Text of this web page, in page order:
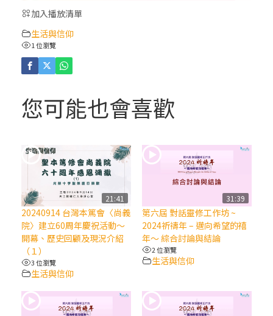
(5)黃敏正主教帶你做「四旬期避靜」—【逾
人相遇
(2)黃敏正主教帶你做「四旬期避靜」—【逾
越的智慧】：七項齋戒的意義與益處
【信仰之旅】第九集：「如果你的痛苦比快
樂多」—歐義明神父 / 應芝莉老師
有」
加入播放清單
生活與信仰
1 位瀏覽
您可能也會喜歡
21:41
20240914 台灣本篤會〈尚義
院〉建立60周年慶祝活動～
開幕、歷史回顧及現況介紹
（１）
3 位瀏覽
生活與信仰
31:39
第六屆 對話靈修工作坊 ~
2024祈禱年 – 邁向希望的禧
年～ 綜合討論與結論
2 位瀏覽
生活與信仰